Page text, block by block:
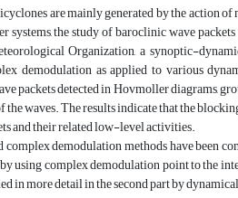
are mainly generated by the action
the study of baroclinic wave
Organization, a synoptic-
demodulation as applied to various
packets detected in Hovmoller diagrams,
waves. The results indicate that the
and their related low-level activities.
demodulation methods have been
using complex demodulation point to the
in more detail in the second part by